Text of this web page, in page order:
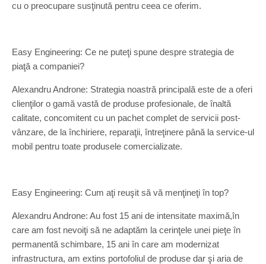
cu o preocupare susţinută pentru ceea ce oferim.
Easy Engineering: Ce ne puteţi spune despre strategia de
piaţă a companiei?
Alexandru Androne: Strategia noastră principală este de a oferi
clienţilor o gamă vastă de produse profesionale, de înaltă
calitate, concomitent cu un pachet complet de servicii post-
vânzare, de la închiriere, reparaţii, întreţinere până la service-ul
mobil pentru toate produsele comercializate.
Easy Engineering: Cum aţi reuşit să vă menţineţi în top?
Alexandru Androne: Au fost 15 ani de intensitate maximă,în
care am fost nevoiţi să ne adaptăm la cerinţele unei pieţe în
permanentă schimbare, 15 ani în care am modernizat
infrastructura, am extins portofoliul de produse dar şi aria de